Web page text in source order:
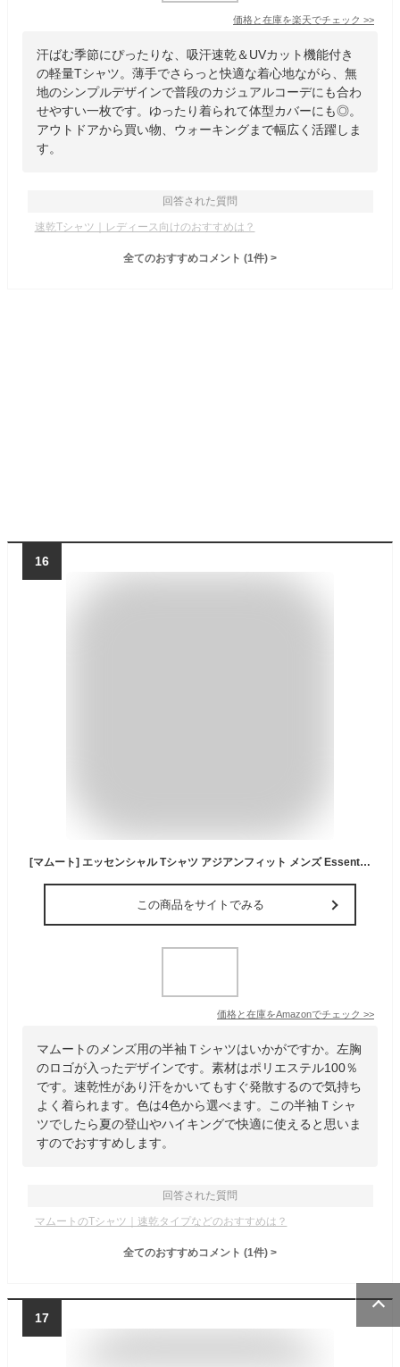
価格と在庫を楽天でチェック >>
汗ばむ季節にぴったりな、吸汗速乾＆UVカット機能付き
の軽量Tシャツ。薄手でさらっと快適な着心地ながら、無
地のシンプルデザインで普段のカジュアルコーデにも合わ
せやすい一枚です。ゆったり着られて体型カバーにも◎。
アウトドアから買い物、ウォーキングまで幅広く活躍しま
す。
回答された質問
速乾Tシャツ｜レディース向けのおすすめは？
全てのおすすめコメント (1件) >
16
[マムート] エッセンシャル Tシャツ アジアンフィット メンズ Essential T-Shirt AF Men 1017-05080 white PRT1
この商品をサイトでみる
価格と在庫をAmazonでチェック >>
マムートのメンズ用の半袖Ｔシャツはいかがですか。左胸
のロゴが入ったデザインです。素材はポリエステル100％
です。速乾性があり汗をかいてもすぐ発散するので気持ち
よく着られます。色は4色から選べます。この半袖Ｔシャ
ツでしたら夏の登山やハイキングで快適に使えると思いま
すのでおすすめします。
回答された質問
マムートのTシャツ｜速乾タイプなどのおすすめは？
全てのおすすめコメント (1件) >
17